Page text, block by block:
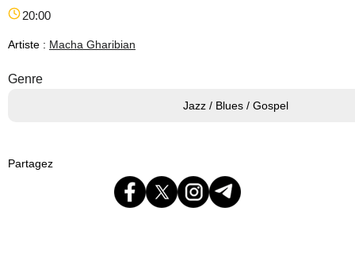
20:00
Artiste : Macha Gharibian
Genre
Jazz / Blues / Gospel
Partagez